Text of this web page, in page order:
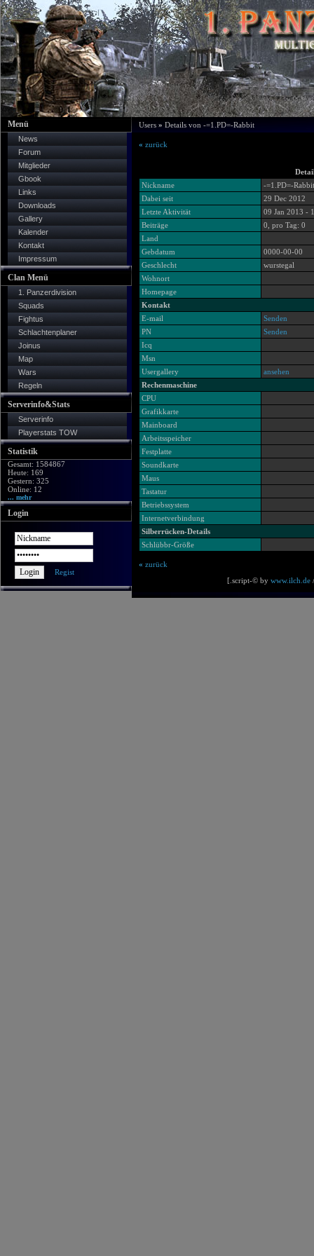
Menü
News
Forum
Mitglieder
Gbook
Links
Downloads
Gallery
Kalender
Kontakt
Impressum
Clan Menü
1. Panzerdivision
Squads
Fightus
Schlachtenplaner
Joinus
Map
Wars
Regeln
Serverinfo&Stats
Serverinfo
Playerstats TOW
Statistik
Gesamt: 1584867
Heute: 169
Gestern: 325
Online: 12
... mehr
Login
Regist
Users » Details von -=1.PD=-Rabbit
« zurück
Nickname
-=1.PD=-Rabbit
Dabei seit
29 Dec 2012
Letzte Aktivität
09 Jan 2013 -
Beiträge
0, pro Tag: 0
Land
Gebdatum
0000-00-00
Geschlecht
wurstegal
Wohnort
Homepage
Kontakt
E-mail
Senden
PN
Senden
Icq
Msn
Usergallery
ansehen
Rechenmaschine
CPU
Grafikkarte
Mainboard
Arbeitsspeicher
Festplatte
Soundkarte
Maus
Tastatur
Betriebssystem
Internetverbindung
Silberrücken-Details
Schlübbr-Größe
« zurück
[.script-© by www.ilch.de/